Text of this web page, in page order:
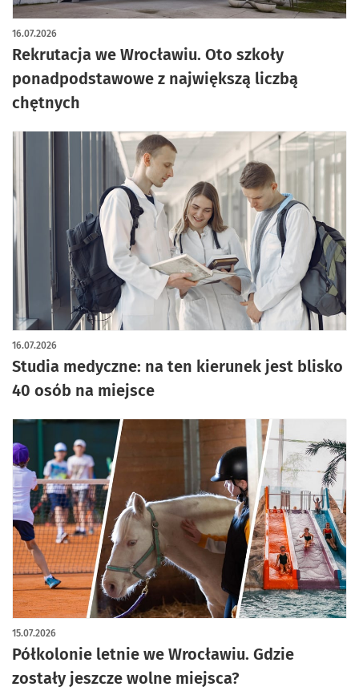
Rekrutacja we Wrocławiu. Oto szkoły
ponadpodstawowe z największą liczbą
chętnych
16.07.2026
Studia medyczne: na ten kierunek jest blisko
40 osób na miejsce
16.07.2026
Półkolonie letnie we Wrocławiu. Gdzie
zostały jeszcze wolne miejsca?
15.07.2026